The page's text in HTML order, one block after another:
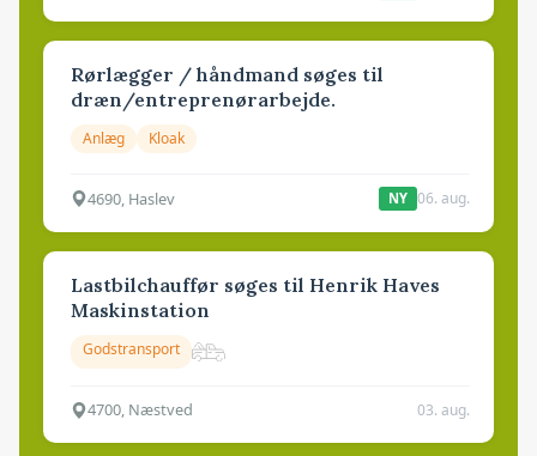
Rørlægger / håndmand søges til
dræn/entreprenørarbejde.
Anlæg Kloak
4690, Haslev NY 06. aug.
Lastbilchauffør søges til Henrik Haves
Maskinstation
Godstransport
4700, Næstved 03. aug.